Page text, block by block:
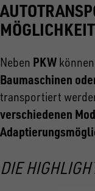
Neben PKW
Baumaschinen
transportiert
verschiedenen
DIE